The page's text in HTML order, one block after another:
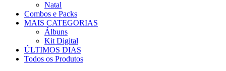
Natal
Combos e Packs
MAIS CATEGORIAS
Álbuns
Kit Digital
ÚLTIMOS DIAS
Todos os Produtos